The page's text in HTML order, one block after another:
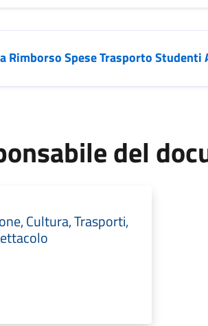
Rimborso Spese Trasporto Studenti
del
Cultura, Trasporti,